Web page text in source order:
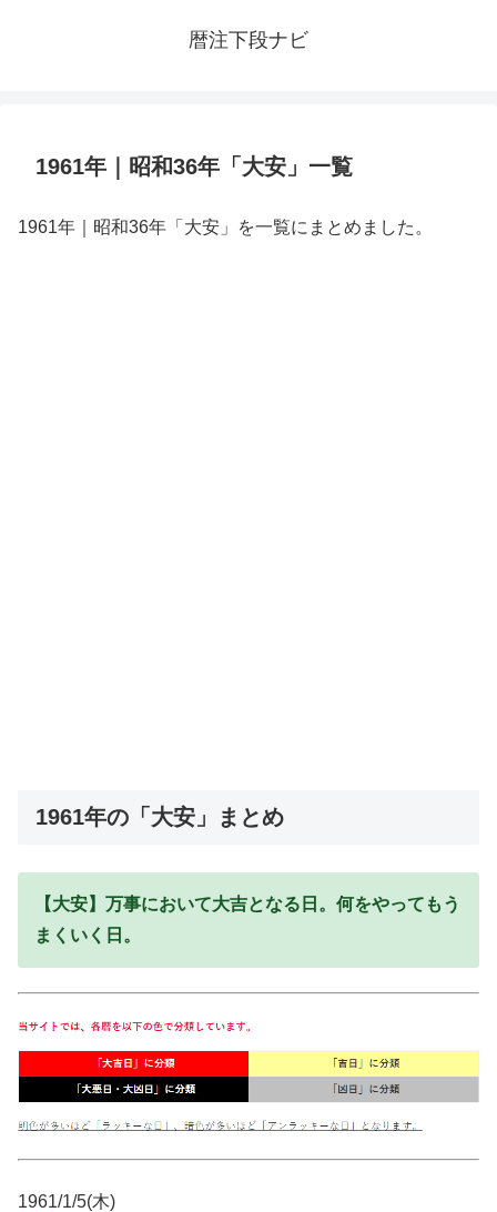
暦注下段ナビ
1961年｜昭和36年「大安」一覧
1961年｜昭和36年「大安」を一覧にまとめました。
1961年の「大安」まとめ
【大安】万事において大吉となる日。何をやってもう
まくいく日。
1961/1/5(木)